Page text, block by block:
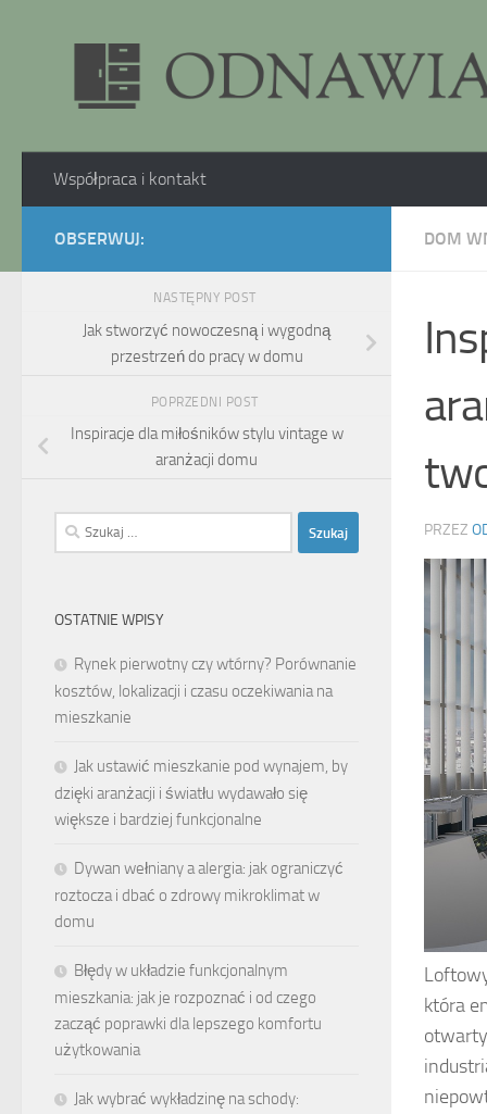
Współpraca i kontakt
DOM
PRZEZ
która
OBSERWUJ:
NASTĘPNY POST
Jak stworzyć nowoczesną i wygodną
przestrzeń do pracy w domu
POPRZEDNI POST
Inspiracje dla miłośników stylu vintage w
aranżacji domu
Szukaj:
OSTATNIE WPISY
Rynek pierwotny czy wtórny? Porównanie
kosztów, lokalizacji i czasu oczekiwania na
mieszkanie
Jak ustawić mieszkanie pod wynajem, by
dzięki aranżacji i światłu wydawało się
większe i bardziej funkcjonalne
Dywan wełniany a alergia: jak ograniczyć
roztocza i dbać o zdrowy mikroklimat w
domu
Błędy w układzie funkcjonalnym
mieszkania: jak je rozpoznać i od czego
zacząć poprawki dla lepszego komfortu
użytkowania
Jak wybrać wykładzinę na schody: